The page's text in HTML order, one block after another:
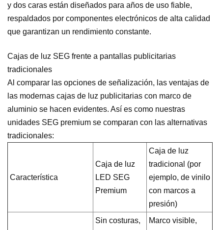
y dos caras están diseñados para años de uso fiable,
respaldados por componentes electrónicos de alta calidad
que garantizan un rendimiento constante.
Cajas de luz SEG frente a pantallas publicitarias
tradicionales
Al comparar las opciones de señalización, las ventajas de
las modernas cajas de luz publicitarias con marco de
aluminio se hacen evidentes. Así es como nuestras
unidades SEG premium se comparan con las alternativas
tradicionales:
Característica
Caja de luz
LED SEG
Premium
Caja de luz
tradicional (por
ejemplo, de vinilo
con marcos a
presión)
Sin costuras,
Marco visible,